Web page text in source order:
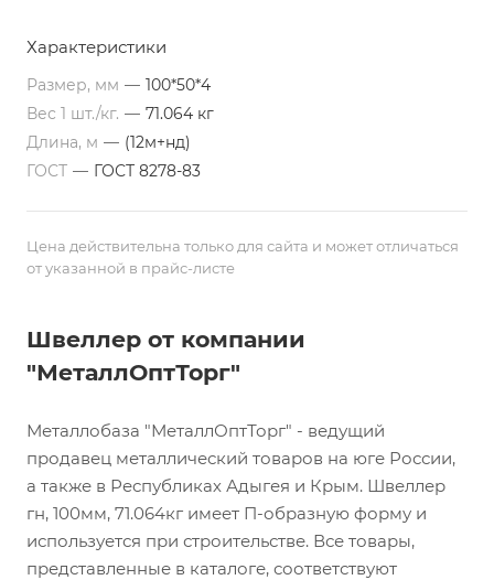
Характеристики
Размер, мм — 100*50*4
Вес 1 шт./кг. — 71.064 кг
Длина, м — (12м+нд)
ГОСТ — ГОСТ 8278-83
Цена действительна только для сайта и может отличаться
от указанной в прайс-листе
Швеллер от компании
"МеталлОптТорг"
Металлобаза "МеталлОптТорг" - ведущий
продавец металлический товаров на юге России,
а также в Республиках Адыгея и Крым. Швеллер
гн, 100мм, 71.064кг имеет П-образную форму и
используется при строительстве. Все товары,
представленные в каталоге, соответствуют